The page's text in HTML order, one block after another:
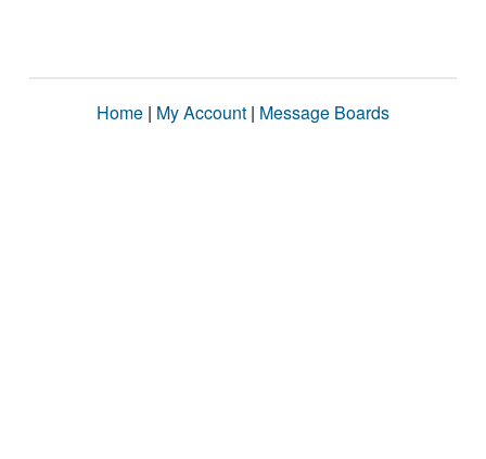
Home | My Account | Message Boards